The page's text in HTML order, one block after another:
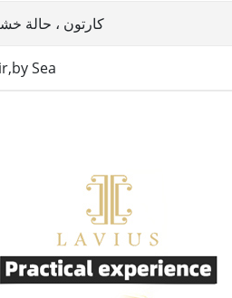
كارتون ، حالة
Sea